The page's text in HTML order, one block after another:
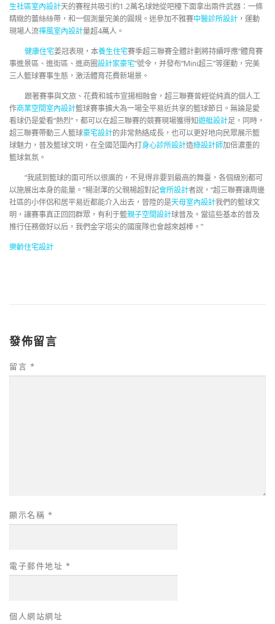
生社區室內設計天的賽程共吸引約1.2萬名球她從吧檯下面拿出兩件武器：一條
精緻的蕾絲絲帶，和一個測量完美的圓規。迷參加不雅賽中醫診所設計 ，運動
現場人流禪風室內設計量超4萬人。
健康住宅姜冠表現，本養生住宅賽季超三聯賽全體計劃將持續呼應“體育賽
事進景區、進街區、進商圈設計家豪宅”號令，并發布“Mini超三”等運動，完美
三人籃球賽事生態，激活體育花費新場景。
跟著賽事與文旅、花費和城市宣揚相融會，超三聯賽曾經從純真的個人工
作商業空間室內設計籃球賽事擴大為一場全平易近共享的籃球節日。無論是愛
看球仍是愛看“熱烈”，都可以在超三聯賽的競賽現場獲得知遊艇設計足，同時，
超三聯賽帶動三人籃球豪宅設計的非常熱絡成長，也可以更好地向民眾展示籃
球魅力，普及籃球文明，在全國范圍內打身心診所設計造綠設計師加倍濃重的
籃球氣氛。
“我感到籃球的面可所以很廣的，不見得非要到最高的舞臺，各個級別都可
以施展出本身的能量。”楊澍澤的父親楊超對記會所設計者說，“超三聯賽讓周邊
社區的小伴侶和居平易近都能介入出去，晉陞的是天母室內設計我們的籃球文
明，讓賽事真正回回群眾，有利于籃親子空間設計球普及。當這些基本的普及
推行任務做好以后，我們金字塔尖的國度隊也會越來越棒。”
樂齡住宅設計
發佈留言
留言 *
顯示名稱 *
電子郵件地址 *
個人網站網址